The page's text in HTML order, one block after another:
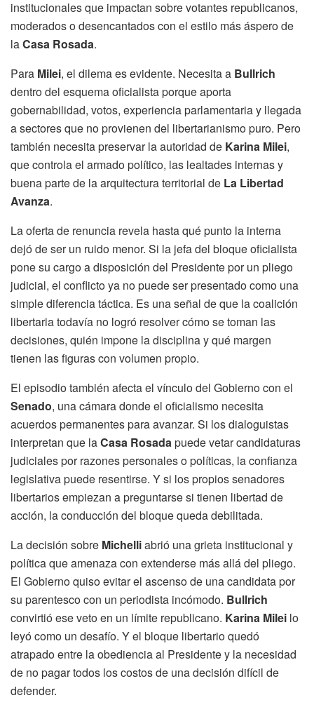
institucionales que impactan sobre votantes republicanos,
moderados o desencantados con el estilo más áspero de
laCasa Rosada.
Para Milei, el dilema es evidente. Necesita a Bullrich
dentro del esquema oficialista porque aporta
gobernabilidad, votos, experiencia parlamentaria y llegada
a sectores que no provienen del libertarianismo puro. Pero
también necesita preservar la autoridad de Karina Milei,
que controla el armado político, las lealtades internas y
buena parte de la arquitectura territorial de La Libertad
Avanza.
La oferta de renuncia revela hasta qué punto la interna
dejó de ser un ruido menor. Si la jefa del bloque oficialista
pone su cargo a disposición del Presidente por un pliego
judicial, el conflicto ya no puede ser presentado como una
simple diferencia táctica. Es una señal de que la coalición
libertaria todavía no logró resolver cómo se toman las
decisiones, quién impone la disciplina y qué margen
tienen las figuras con volumen propio.
El episodio también afecta el vínculo del Gobierno con el
Senado, una cámara donde el oficialismo necesita
acuerdos permanentes para avanzar. Si los dialoguistas
interpretan que laCasa Rosada puede vetar candidaturas
judiciales por razones personales o políticas, la confianza
legislativa puede resentirse. Y si los propios senadores
libertarios empiezan a preguntarse si tienen libertad de
acción, la conducción del bloque queda debilitada.
La decisión sobre Michelliabrió una grieta institucional y
política que amenaza con extenderse más allá del pliego.
El Gobierno quiso evitar el ascenso de una candidata por
su parentesco con un periodista incómodo. Bullrich
convirtió ese veto en un límite republicano. Karina Milei lo
leyó como un desafío. Y el bloque libertario quedó
atrapado entre la obediencia al Presidente y la necesidad
de no pagar todos los costos de una decisión difícil de
defender.